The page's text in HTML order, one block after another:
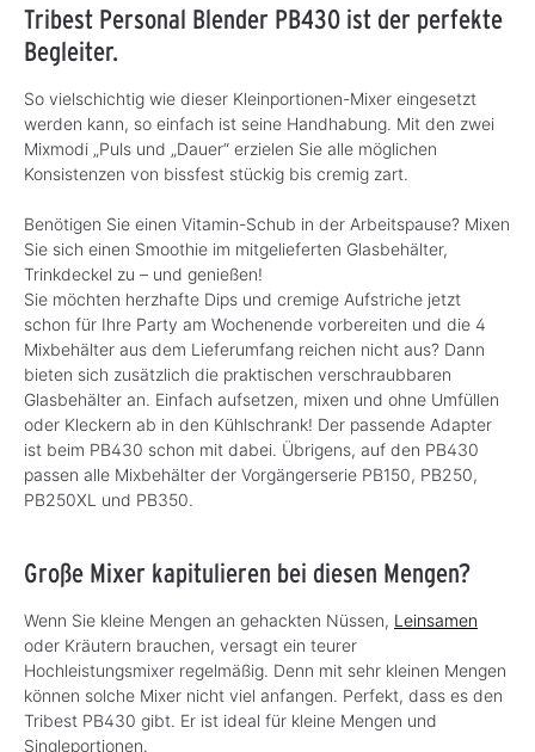
Tribest Personal Blender PB430 ist der perfekte
Begleiter.
So vielschichtig wie dieser Kleinportionen-Mixer eingesetzt
werden kann, so einfach ist seine Handhabung. Mit den zwei
Mixmodi „Puls und „Dauer“ erzielen Sie alle möglichen
Konsistenzen von bissfest stückig bis cremig zart.
Benötigen Sie einen Vitamin-Schub in der Arbeitspause? Mixen
Sie sich einen Smoothie im mitgelieferten Glasbehälter,
Trinkdeckel zu – und genießen!
Sie möchten herzhafte Dips und cremige Aufstriche jetzt
schon für Ihre Party am Wochenende vorbereiten und die 4
Mixbehälter aus dem Lieferumfang reichen nicht aus? Dann
bieten sich zusätzlich die praktischen verschraubbaren
Glasbehälter an. Einfach aufsetzen, mixen und ohne Umfüllen
oder Kleckern ab in den Kühlschrank! Der passende Adapter
ist beim PB430 schon mit dabei. Übrigens, auf den PB430
passen alle Mixbehälter der Vorgängerserie PB150, PB250,
PB250XL und PB350.
Große Mixer kapitulieren bei diesen Mengen?
Wenn Sie kleine Mengen an gehackten Nüssen, Leinsamen
oder Kräutern brauchen, versagt ein teurer
Hochleistungsmixer regelmäßig. Denn mit sehr kleinen Mengen
können solche Mixer nicht viel anfangen. Perfekt, dass es den
Tribest PB430 gibt. Er ist ideal für kleine Mengen und
Singleportionen.